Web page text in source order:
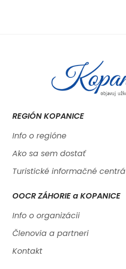
REGIÓN KOPANICE
Info o regióne
Ako sa sem dostať
Turistické informačné centrá
OOCR ZÁHORIE a KOPANICE
Info o organizácii
Členovia a partneri
Kontakt